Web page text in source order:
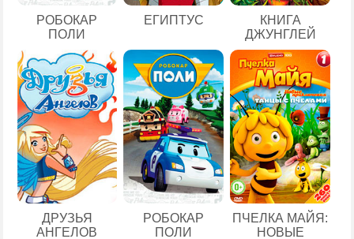
РОБОКАР
ПОЛИ
ЕГИПТУС
КНИГА
ДЖУНГЛЕЙ
ДРУЗЬЯ
АНГЕЛОВ
РОБОКАР
ПОЛИ
ПЧЕЛКА МАЙЯ:
НОВЫЕ